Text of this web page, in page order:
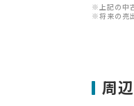
※上記の中
※将来の売
周